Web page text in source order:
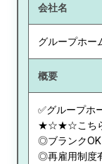
会社名
グループホー
概要
✅グループホ
★☆★☆こち
◎ブランクOK
◎再雇用制度